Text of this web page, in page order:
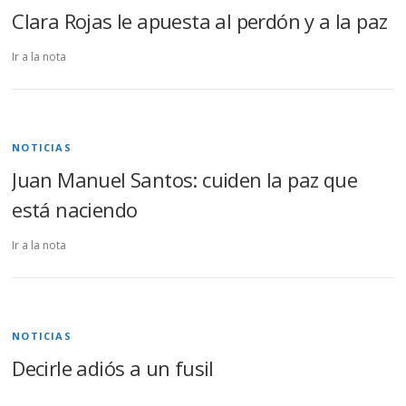
Clara Rojas le apuesta al perdón y a la paz
Ir a la nota
NOTICIAS
Juan Manuel Santos: cuiden la paz que
está naciendo
Ir a la nota
NOTICIAS
Decirle adiós a un fusil